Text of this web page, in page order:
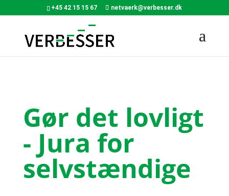
+45 42 15 15 67 netvaerk@verbesser.dk
Gør det lovligt
- Jura for
selvstændige